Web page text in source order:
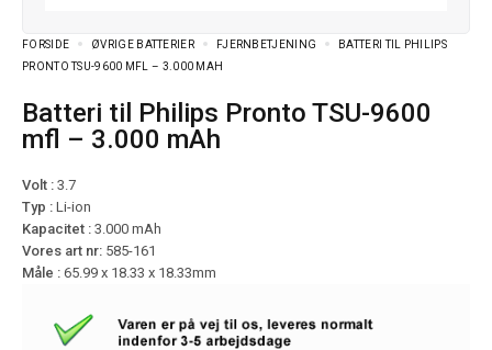
FORSIDE ØVRIGE BATTERIER FJERNBETJENING
BATTERI TIL PHILIPS
PRONTO TSU-9600 MFL – 3.000 MAH
Batteri til Philips Pronto TSU-9600
mfl – 3.000 mAh
Volt : 3.7
Typ : Li-ion
Kapacitet : 3.000 mAh
Vores art nr: 585-161
Måle : 65.99 x 18.33 x 18.33mm